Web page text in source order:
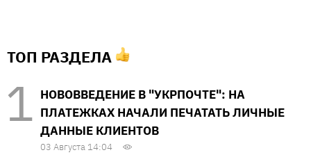
ТОП РАЗДЕЛА
НОВОВВЕДЕНИЕ В "УКРПОЧТЕ": НА
ПЛАТЕЖКАХ НАЧАЛИ ПЕЧАТАТЬ ЛИЧНЫЕ
ДАННЫЕ КЛИЕНТОВ
03 Августа 14:04